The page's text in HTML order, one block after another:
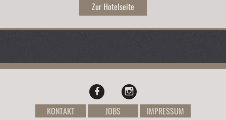
Zur Hotelseite
KONTAKT JOBS
IMPRESSUM